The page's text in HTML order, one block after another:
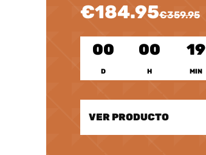
€184.95€359.95
00
D
00
H
19
MIN
VER PRODUCTO